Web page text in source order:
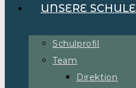
UNSERE SCHULE
Schulprofil
Team
Direktion